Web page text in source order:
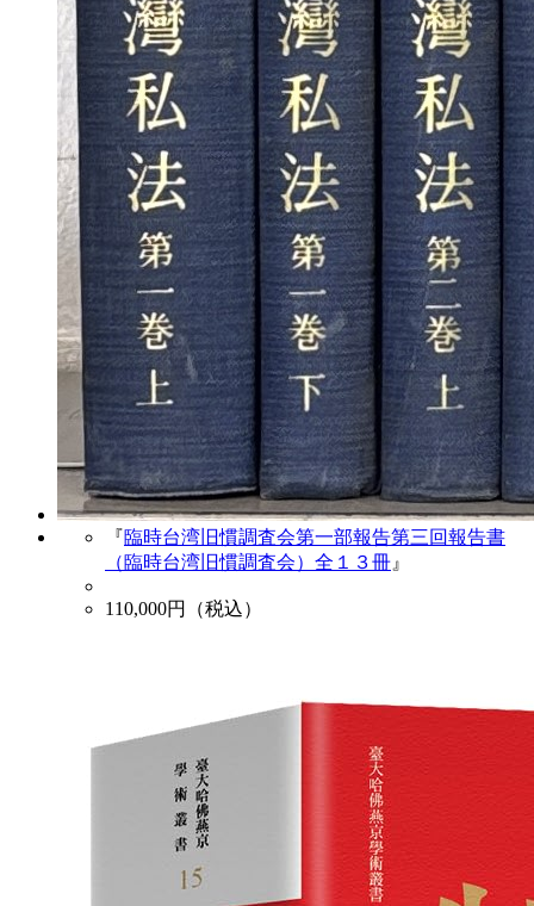
『臨時台湾旧慣調査会第一部報告第三回報告書
（臨時台湾旧慣調査会）全１３冊 』
110,000円（税込）